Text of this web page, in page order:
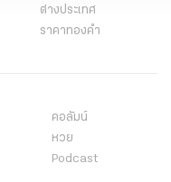
ต่างประเทศ
ราคาทองคำ
คอลัมน์
หวย
Podcast